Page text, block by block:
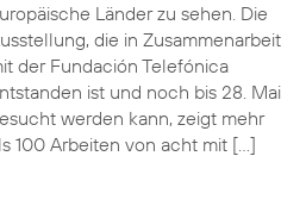
Länder zu sehen. Die
die in Zusammenarbeit
der Fundación Telefónica
ist und noch bis 28. Mai
werden kann, zeigt mehr
100 Arbeiten von acht mit […]